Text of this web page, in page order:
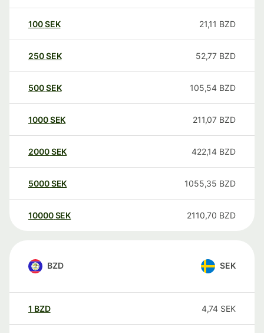
100SEK 21,11 BZD
250SEK 52,77 BZD
500SEK 105,54 BZD
1000SEK 211,07 BZD
2000SEK 422,14 BZD
5000SEK 1055,35 BZD
10000 SEK 2110,70 BZD
BZD SEK
1 BZD 4,74 SEK